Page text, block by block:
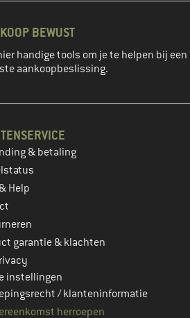
KOOP BEWUST
handige tools om je te helpen bij een
aankoopbeslissing.
& betaling
Help
garantie & klachten
instellingen
/ klanteninformatie
herroepen